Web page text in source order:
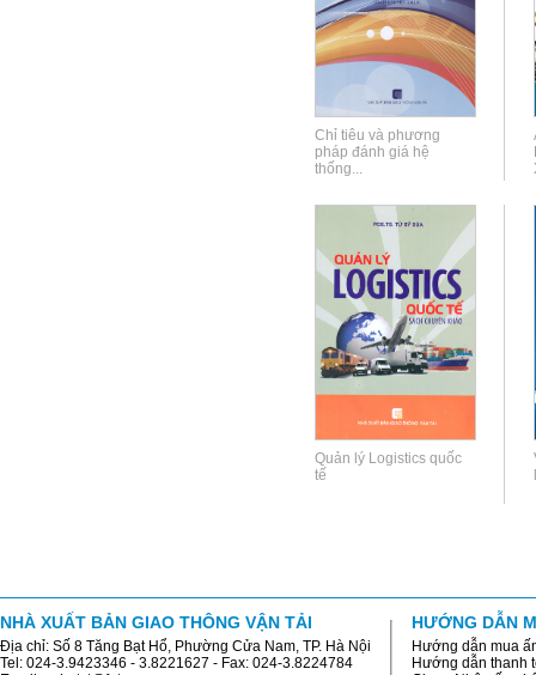
Chỉ tiêu và phương
pháp đánh giá hệ
thống...
Quản lý Logistics quốc
tế
NHÀ XUẤT BẢN GIAO THÔNG VẬN TẢI
Địa chỉ: Số 8 Tăng Bạt Hổ, Phường Cửa Nam, TP. Hà Nội
Tel: 024-3.9423346 - 3.8221627 - Fax: 024-3.8224784
HƯỚNG DẪN
Hướng dẫn mua
Hướng dẫn thanh